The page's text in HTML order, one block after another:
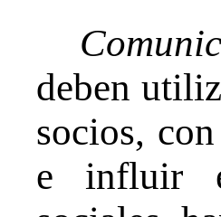
deben
socios,
e influir